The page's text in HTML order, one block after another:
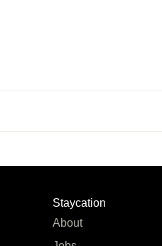
Staycation
About